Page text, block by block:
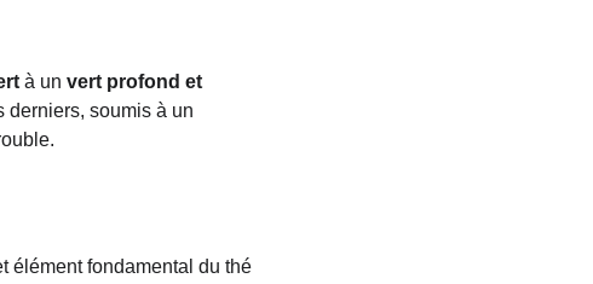
à un vert profond et
derniers, soumis à un
élément fondamental du thé